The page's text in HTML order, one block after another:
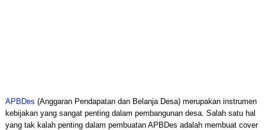
APBDes (Anggaran Pendapatan dan Belanja Desa) merupakan instrumen
kebijakan yang sangat penting dalam pembangunan desa. Salah satu hal
yang tak kalah penting dalam pembuatan APBDes adalah membuat cover